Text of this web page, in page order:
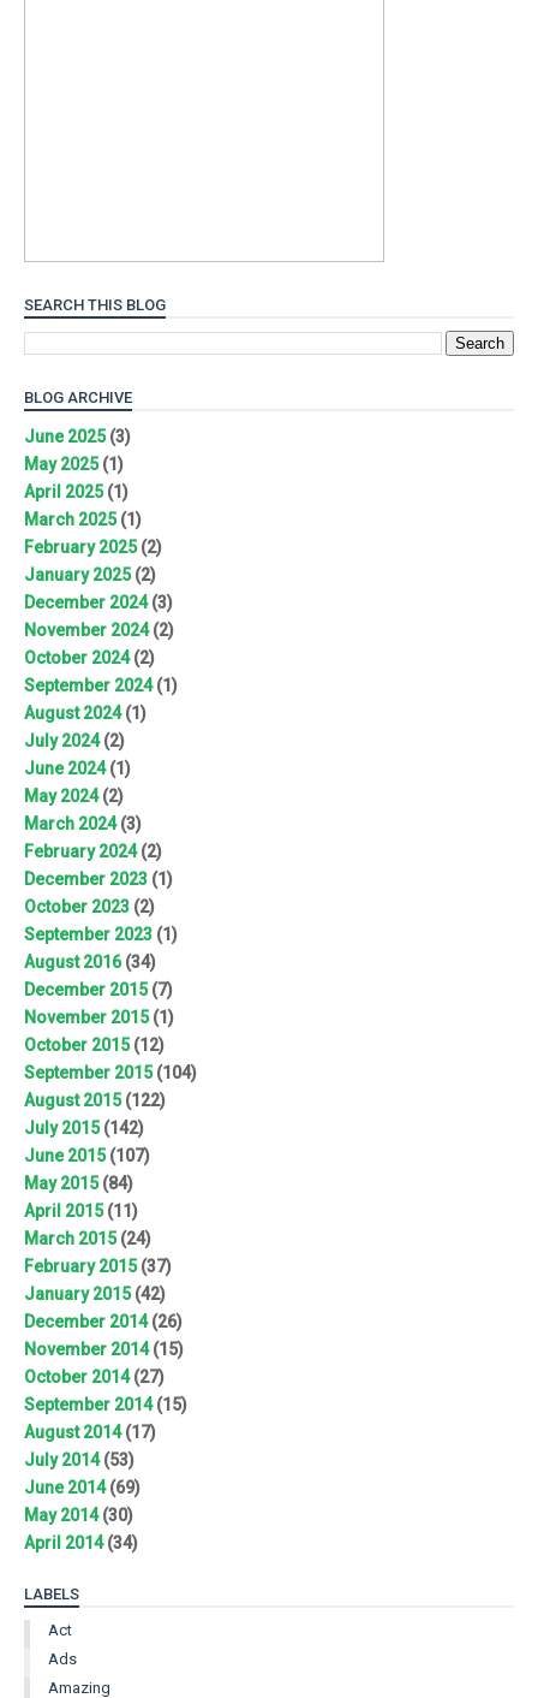
SEARCH THIS BLOG
BLOG ARCHIVE
June 2025(3)
May 2025(1)
April 2025(1)
March 2025(1)
February 2025(2)
January 2025(2)
December 2024(3)
November 2024(2)
October 2024(2)
September 2024(1)
August 2024(1)
July 2024(2)
June 2024(1)
May 2024(2)
March 2024(3)
February 2024(2)
December 2023 (1)
October 2023 (2)
September 2023 (1)
August 2016(34)
December 2015(7)
November 2015(1)
October 2015(12)
September 2015(104)
August 2015(122)
July 2015(142)
June 2015(107)
May 2015(84)
April 2015(11)
March 2015(24)
February 2015(37)
January 2015(42)
December 2014(26)
November 2014(15)
October 2014(27)
September 2014(15)
August 2014(17)
July 2014(53)
June 2014(69)
May 2014(30)
April 2014(34)
LABELS
Act
Ads
Amazing